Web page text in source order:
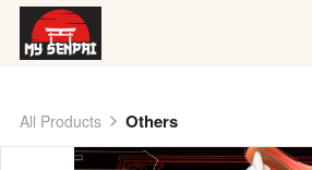
All Products Others